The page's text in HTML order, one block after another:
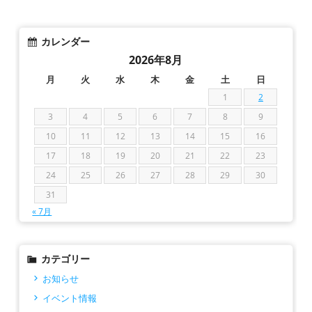
カレンダー
2026年8月
月 火 水 木 金 土 日
1
2
3
4 5 6 7 8
9
10
11 12 13 14 15
16
17
18 19 20 21 22
23
24
25 26 27 28 29
30
31
« 7月
カテゴリー
お知らせ
イベント情報